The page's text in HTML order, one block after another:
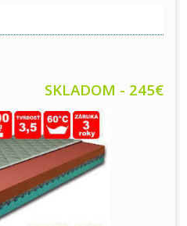
SKLADOM - 245€